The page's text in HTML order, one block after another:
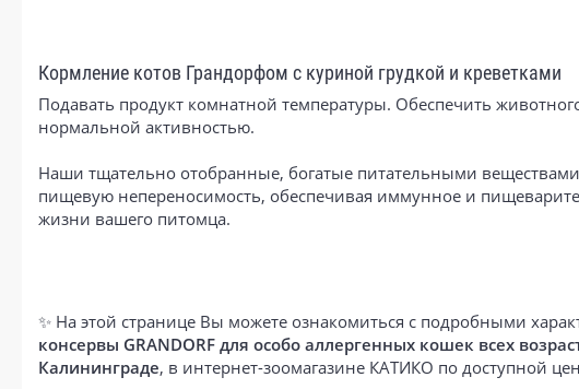
Кормление котов Грандорфом с куриной грудкой и креветками
Подавать продукт комнатной температуры. Обеспечить
нормальной активностью.
Наши тщательно отобранные, богатые питательными
пищевую непереносимость, обеспечивая иммунное и
жизни вашего питомца.
✨ На этой странице Вы можете ознакомиться с подробными
консервы GRANDORF для особо аллергенных кошек всех
Калининграде, в интернет-зоомагазине КАТИКО по доступной